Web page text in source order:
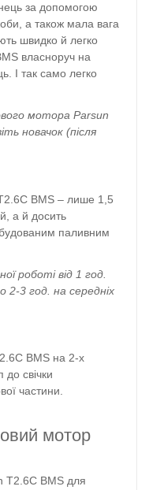
за допомогою
а також мала вага
швидко й легко
власноруч на
І так само легко
мотора Parsun
новачок (після
BMS – лише 1,5
а й досить
паливним
роботі від 1 год.
2-3 год. на середніх
BMS на 2-х
до свічки
частини.
мотор
T2.6С BMS для